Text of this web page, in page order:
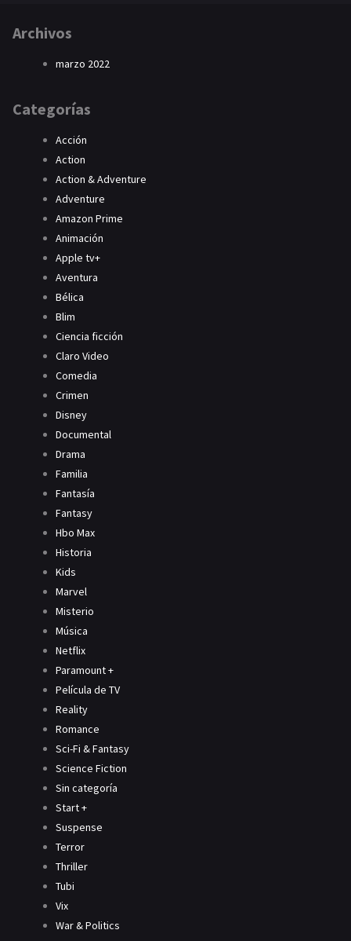
Archivos
marzo 2022
Categorías
Acción
Action
Action & Adventure
Adventure
Amazon Prime
Animación
Apple tv+
Aventura
Bélica
Blim
Ciencia ficción
Claro Video
Comedia
Crimen
Disney
Documental
Drama
Familia
Fantasía
Fantasy
Hbo Max
Historia
Kids
Marvel
Misterio
Música
Netflix
Paramount +
Película de TV
Reality
Romance
Sci-Fi & Fantasy
Science Fiction
Sin categoría
Start +
Suspense
Terror
Thriller
Tubi
Vix
War & Politics